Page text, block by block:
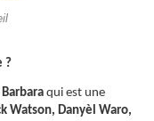
?
qui est une
Watson, Danyèl Waro,